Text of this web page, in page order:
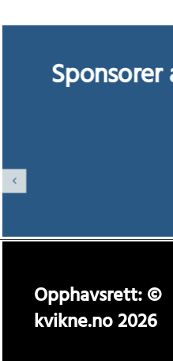
Opphavsrett: ©
kvikne.no 2026